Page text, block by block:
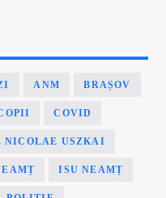
ANM BRAȘOV
COVID
NICOLAE USZKAI
ISU NEAMȚ